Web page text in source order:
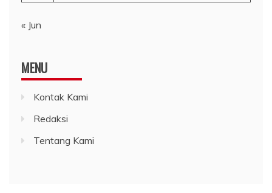
« Jun
MENU
Kontak Kami
Redaksi
Tentang Kami